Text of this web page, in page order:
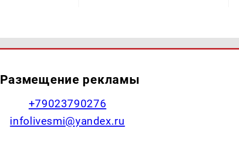
Размещение рекламы
+79023790276
infolivesmi@yandex.ru